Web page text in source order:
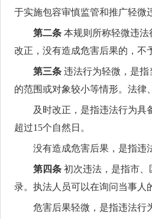
于实施包容审慎监管和推广轻微
第二条 本规则所称轻微违
改正，没有造成危害后果的，不
第三条 违法行为轻微，是
的范围或对象较小等情形。法律
及时改正，是指违法行为具
超过15个自然日。
没有造成危害后果，是指违
第四条 初次违法，是指市
录。执法人员可以在询问当事人
危害后果轻微，是指违法行